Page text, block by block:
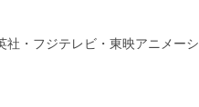
・フジテレビ・東映アニメーシ